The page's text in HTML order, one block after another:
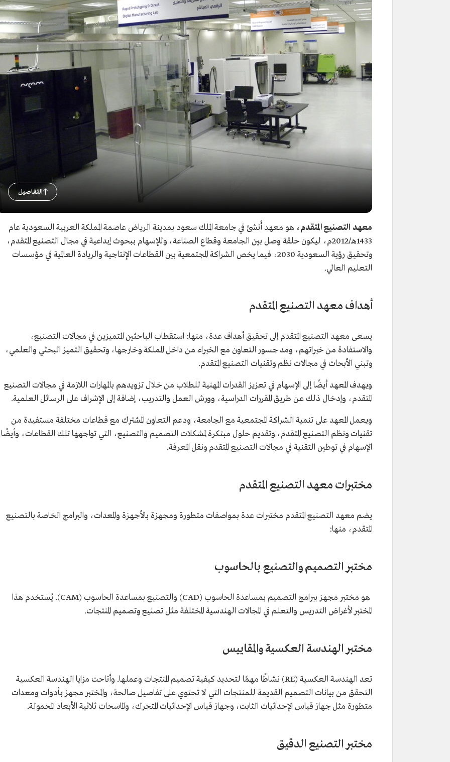
التفاصيل
معهد التصنيع المتقدم، هو معهد أُنشئ في جامعة الملك سعود بمدينة الرياض عاصمة المملكة العربية السعودية عام
1433هـ/2012م، ليكون حلقة وصل بين الجامعة وقطاع الصناعة، وللإسهام ببحوث إبداعية في مجال التصنيع المتقدم،
وتحقيق رؤية السعودية 2030، فيما يخص الشراكة المجتمعية بين القطاعات الإنتاجية والريادة العالمية في مؤسسات
التعليم العالي.
أهداف معهد التصنيع المتقدم
يسعى معهد التصنيع المتقدم إلى تحقيق أهداف عدة، منها: استقطاب الباحثين المتميزين في مجالات التصنيع،
والاستفادة من خبراتهم، ومد جسور التعاون مع الخبراء من داخل المملكة وخارجها، وتحقيق التميز البحثي والعلمي،
وتبني الأبحاث في مجالات نظم وتقنيات التصنيع المتقدم.
ويهدف المعهد أيضًا إلى الإسهام في تعزيز القدرات المهنية للطلاب من خلال تزويدهم بالمهارات اللازمة في مجالات التصنيع
المتقدم، وإدخال ذلك عن طريق المقررات الدراسية، وورش العمل والتدريب، إضافة إلى الإشراف على الرسائل العلمية.
ويعمل المعهد على تنمية الشراكة المجتمعية مع الجامعة، ودعم التعاون المشترك مع قطاعات مختلفة مستفيدة من
تقنيات ونظم التصنيع المتقدم، وتقديم حلول مبتكرة لمشكلات التصميم والتصنيع، التي تواجهها تلك القطاعات، وأيضًا
الإسهام في توطين التقنية في مجالات التصنيع المتقدم ونقل المعرفة.
مختبرات معهد التصنيع المتقدم
يضم معهد التصنيع المتقدم مختبرات عدة بمواصفات متطورة ومجهزة بالأجهزة والمعدات، والبرامج الخاصة بالتصنيع
المتقدم، منها:
مختبر التصميم والتصنيع بالحاسوب
هو مختبر مجهز ببرامج التصميم بمساعدة الحاسوب (CAD) والتصنيع بمساعدة الحاسوب (CAM). يُستخدم هذا
المختبر لأغراض التدريس والتعلم في المجالات الهندسية المختلفة مثل تصنيع وتصميم المنتجات.
مختبر الهندسة العكسية والمقاييس
تعد الهندسة العكسية (RE) نشاطًا مهمًا لتحديد كيفية تصميم المنتجات وعملها. وأتاحت مزايا الهندسة العكسية
التحقق من بيانات التصميم القديمة للمنتجات التي لا تحتوي على تفاصيل صالحة، والمختبر مجهز بأدوات ومعدات
متطورة مثل جهاز قياس الإحداثيات الثابت، وجهاز قياس الإحداثيات المتحرك، والماسحات ثلاثية الأبعاد المحمولة.
مختبر التصنيع الدقيق